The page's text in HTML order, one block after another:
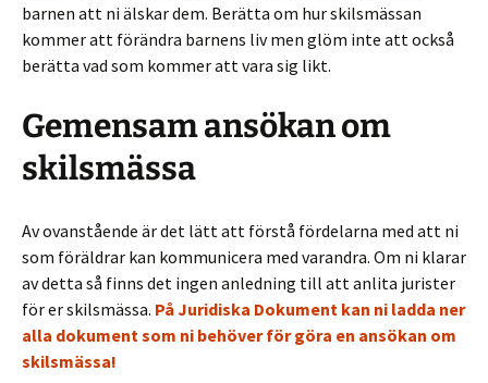
barnen att ni älskar dem. Berätta om hur skilsmässan
kommer att förändra barnens liv men glöm inte att också
berätta vad som kommer att vara sig likt.
Gemensam ansökan om
skilsmässa
Av ovanstående är det lätt att förstå fördelarna med att ni
som föräldrar kan kommunicera med varandra. Om ni klarar
av detta så finns det ingen anledning till att anlita jurister
för er skilsmässa. På Juridiska Dokument kan ni ladda ner
alla dokument som ni behöver för göra en ansökan om
skilsmässa!